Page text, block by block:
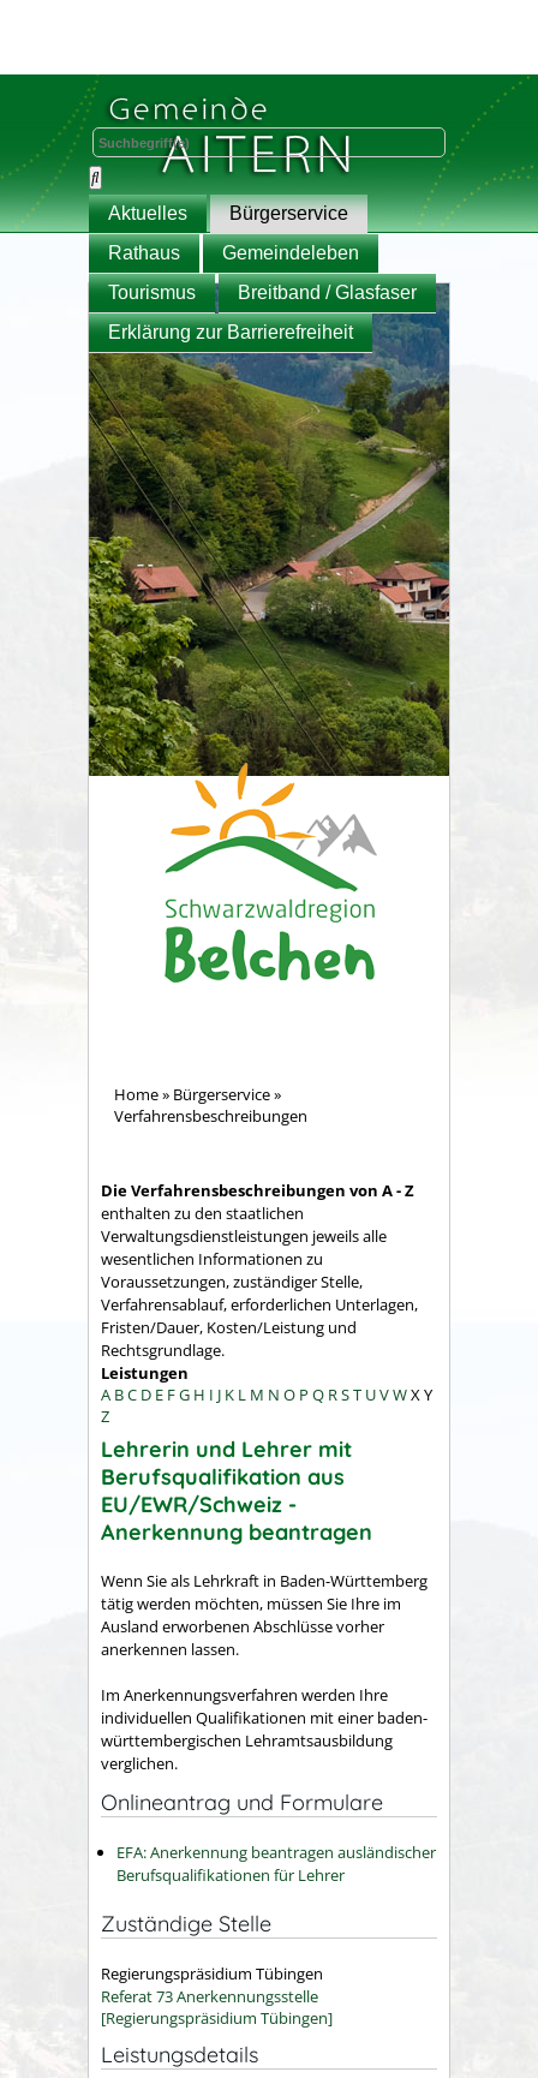
Aktuelles
Bürgerservice
Rathaus
Gemeindeleben
Tourismus
Breitband / Glasfaser
Erklärung zur Barrierefreiheit
Home» Bürgerservice»
Verfahrensbeschreibungen
Die Verfahrensbeschreibungen von A - Z
enthalten zu den staatlichen
Verwaltungsdienstleistungen jeweils alle
wesentlichen Informationen zu
Voraussetzungen, zuständiger Stelle,
Verfahrensablauf, erforderlichen Unterlagen,
Fristen/Dauer, Kosten/Leistung und
Rechtsgrundlage.
Leistungen
A BC D E FG H I J K L M N O P Q RST UVWX Y
Z
Lehrerin und Lehrer mit
Berufsqualifikation aus
EU/EWR/Schweiz -
Anerkennung beantragen
Wenn Sie als Lehrkraft in Baden-Württemberg
tätig werden möchten, müssen Sie Ihre im
Ausland erworbenen Abschlüsse vorher
anerkennen lassen.
Im Anerkennungsverfahren werden Ihre
individuellen Qualifi­kationen mit einer baden-
württembergischen Lehramtsausbildung
verglichen.
Onlineantrag und Formulare
EFA: Anerkennung beantragen ausländischer
Berufsqualifikationen für Lehrer
Zuständige Stelle
Regierungspräsidium Tübingen
Referat 73 Anerkennungsstelle
[Regierungspräsidium Tübingen]
Leistungsdetails